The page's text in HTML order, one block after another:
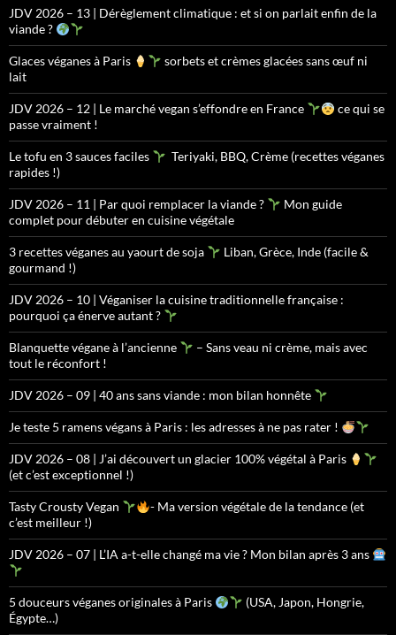
JDV 2026 – 13 | Dérèglement climatique : et si on parlait enfin de la
viande ?
Glaces véganes à Paris
sorbets et crèmes glacées sans œuf ni
lait
JDV 2026 – 12 | Le marché vegan s’effondre en France
ce qui se
passe vraiment !
Le tofu en 3 sauces faciles
Teriyaki, BBQ, Crème (recettes véganes
rapides !)
JDV 2026 – 11 | Par quoi remplacer la viande ?
Mon guide
complet pour débuter en cuisine végétale
3 recettes véganes au yaourt de soja
Liban, Grèce, Inde (facile &
gourmand !)
JDV 2026 – 10 | Véganiser la cuisine traditionnelle française :
pourquoi ça énerve autant ?
Blanquette végane à l’ancienne
– Sans veau ni crème, mais avec
tout le réconfort !
JDV 2026 – 09 | 40 ans sans viande : mon bilan honnête
Je teste 5 ramens végans à Paris : les adresses à ne pas rater !
JDV 2026 – 08 | J’ai découvert un glacier 100% végétal à Paris
(et c’est exceptionnel !)
Tasty Crousty Vegan
- Ma version végétale de la tendance (et
c’est meilleur !)
JDV 2026 – 07 | L’IA a-t-elle changé ma vie ? Mon bilan après 3 ans
5 douceurs véganes originales à Paris
(USA, Japon, Hongrie,
Égypte…)